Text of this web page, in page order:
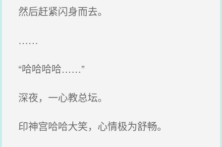
然后赶紧闪身而去。
……
“哈哈哈哈……”
深夜，一心教总坛。
印神宫哈哈大笑，心情极为舒畅。